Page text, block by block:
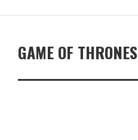
GAME OF THRONES